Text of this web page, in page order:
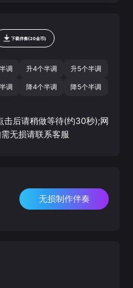
下载伴奏(20金币)
调 升4个半调 升5个半调
调 降4个半调 降5个半调
击后请稍做等待(约30秒);网
无损请联系客服
无损制作伴奏